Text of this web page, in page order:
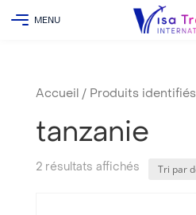
Accueil / Produits identifiés
tanzanie
2 résultats affichés